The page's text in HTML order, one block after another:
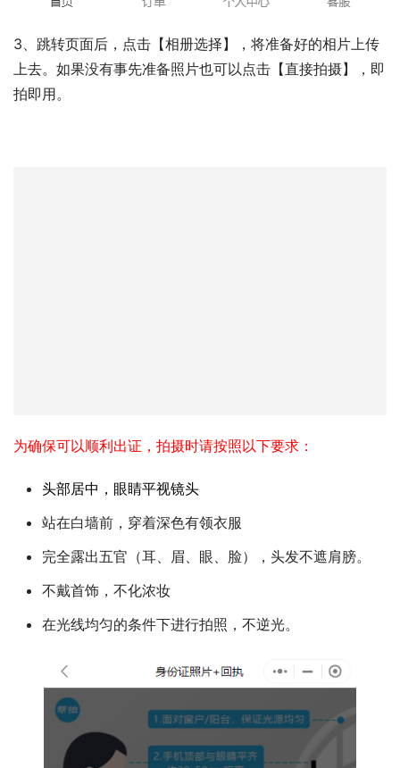
3、跳转页面后，点击【相册选择】，将准备好的相片上传
上去。如果没有事先准备照片也可以点击【直接拍摄】，即
拍即用。